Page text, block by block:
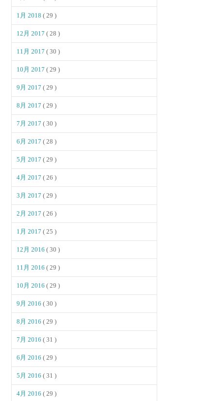
1月 2018( 29 )
12月 2017( 28 )
11月 2017( 30 )
10月 2017( 29 )
9月 2017( 29 )
8月 2017( 29 )
7月 2017( 30 )
6月 2017( 28 )
5月 2017( 29 )
4月 2017( 26 )
3月 2017( 29 )
2月 2017( 26 )
1月 2017( 25 )
12月 2016( 30 )
11月 2016( 29 )
10月 2016( 29 )
9月 2016( 30 )
8月 2016( 29 )
7月 2016( 31 )
6月 2016( 29 )
5月 2016( 31 )
4月 2016( 29 )